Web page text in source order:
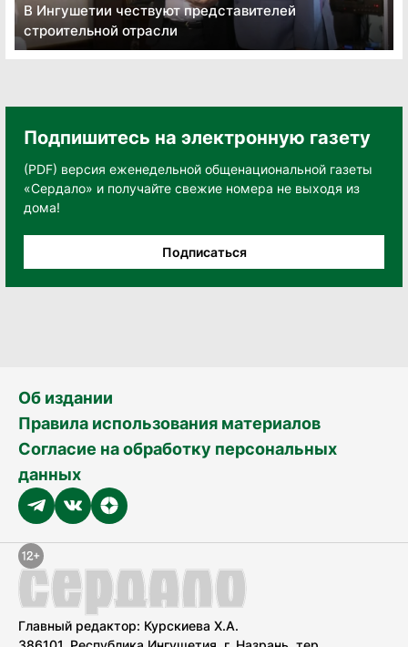
В Ингушетии чествуют представителей
строительной отрасли
Подпишитесь на электронную газету
(PDF) версия еженедельной общенациональной газеты
«Сердало» и получайте свежие номера не выходя из
дома!
Подписаться
Об издании
Правила использования материалов
Согласие на обработку персональных
данных
Главный редактор: Курскиева Х.А.